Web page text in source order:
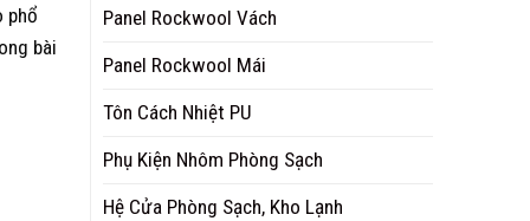
phổ
bài
Panel Rockwool Vách
Panel Rockwool Mái
Tôn Cách Nhiệt PU
Phụ Kiện Nhôm Phòng Sạch
Hệ Cửa Phòng Sạch, Kho Lạnh